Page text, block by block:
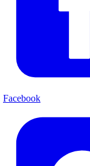
Facebook